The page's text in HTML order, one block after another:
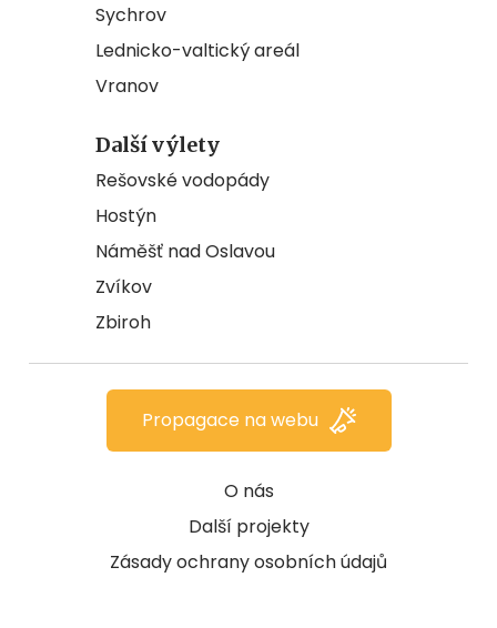
Sychrov
Lednicko-valtický areál
Vranov
Další výlety
Rešovské vodopády
Hostýn
Náměšť nad Oslavou
Zvíkov
Zbiroh
O nás
Další projekty
Zásady ochrany osobních údajů
Propagace na webu